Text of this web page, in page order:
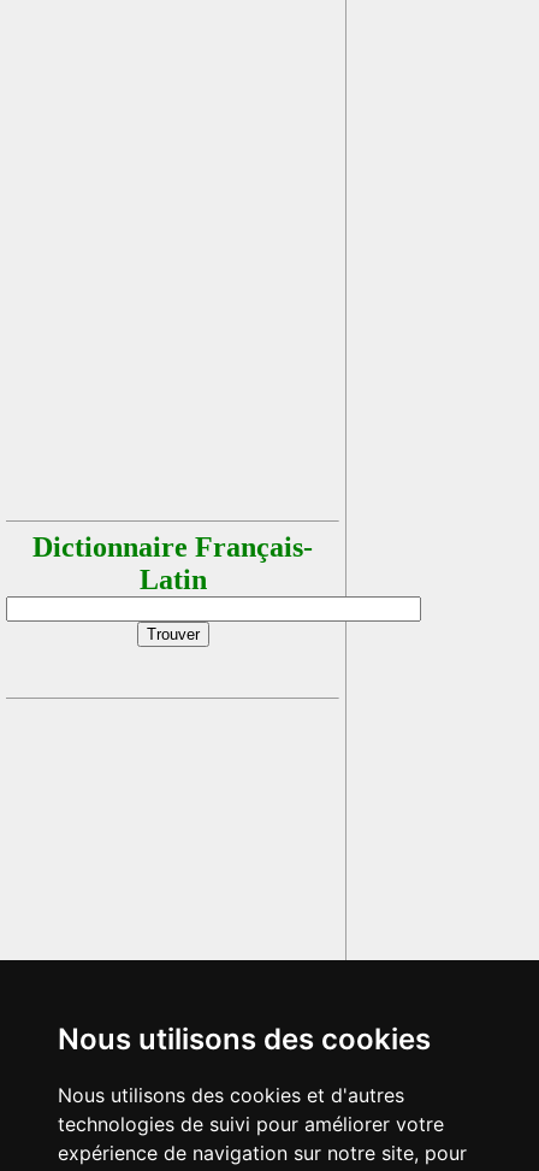
Nous utilisons des cookies
Nous utilisons des cookies et d'autres
technologies de suivi pour améliorer votre
expérience de navigation sur notre site, pour
Dictionnaire Français-
Latin